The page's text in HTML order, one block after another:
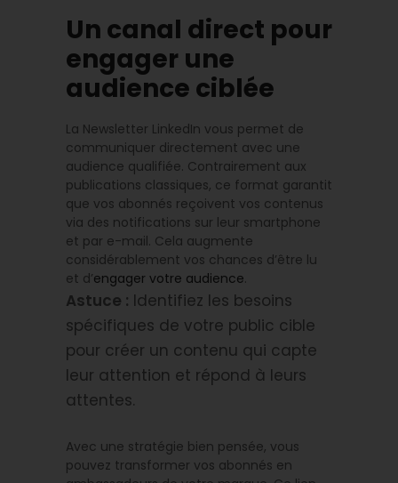
Un canal direct pour
engager une
audience ciblée
La Newsletter LinkedIn vous permet de
communiquer directement avec une
audience qualifiée. Contrairement aux
publications classiques, ce format garantit
que vos abonnés reçoivent vos contenus
via des notifications sur leur smartphone
et par e-mail. Cela augmente
considérablement vos chances d’être lu
et d’engager votre audience.
Astuce : Identifiez les besoins
spécifiques de votre public cible
pour créer un contenu qui capte
leur attention et répond à leurs
attentes.
Avec une stratégie bien pensée, vous
pouvez transformer vos abonnés en